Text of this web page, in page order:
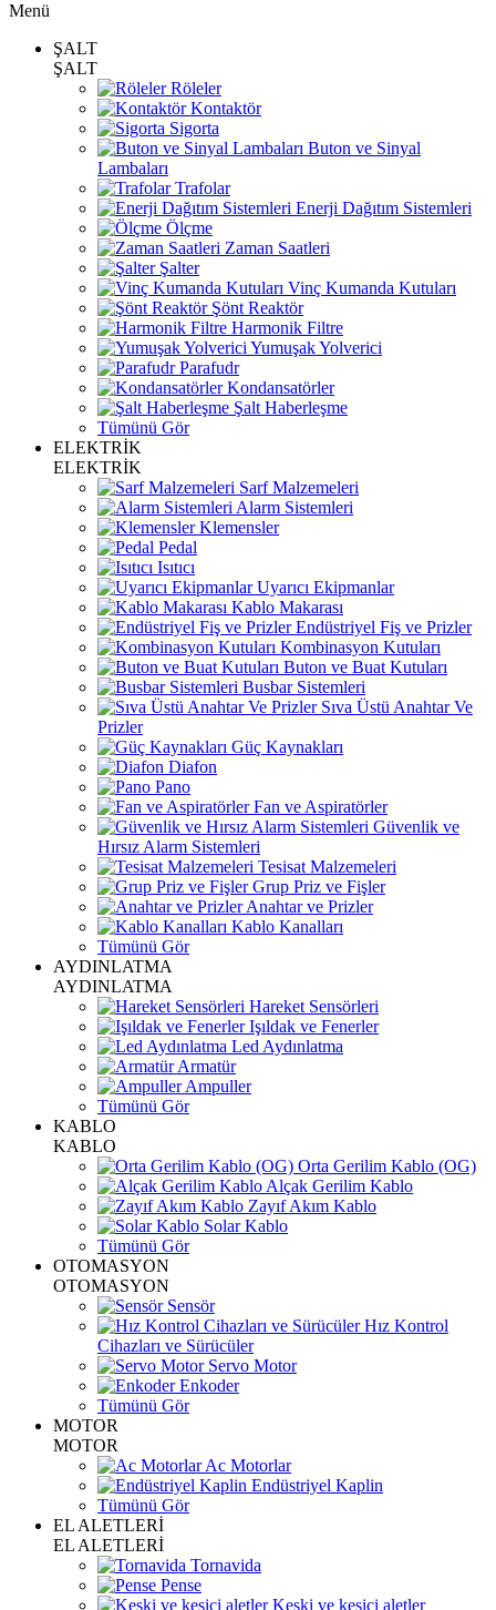
Menü
ŞALT
ŞALT
Röleler
Kontaktör
Sigorta
Buton ve Sinyal
Lambaları
Trafolar
Enerji Dağıtım Sistemleri
Ölçme
Zaman Saatleri
Şalter
Vinç Kumanda Kutuları
Şönt Reaktör
Harmonik Filtre
Yumuşak Yolverici
Parafudr
Kondansatörler
Şalt Haberleşme
Tümünü Gör
ELEKTRİK
ELEKTRİK
Sarf Malzemeleri
Alarm Sistemleri
Klemensler
Pedal
Isıtıcı
Uyarıcı Ekipmanlar
Kablo Makarası
Endüstriyel Fiş ve Prizler
Kombinasyon Kutuları
Buton ve Buat Kutuları
Busbar Sistemleri
Sıva Üstü Anahtar Ve
Prizler
Güç Kaynakları
Diafon
Pano
Fan ve Aspiratörler
Güvenlik ve
Hırsız Alarm Sistemleri
Tesisat Malzemeleri
Grup Priz ve Fişler
Anahtar ve Prizler
Kablo Kanalları
Tümünü Gör
AYDINLATMA
AYDINLATMA
Hareket Sensörleri
Işıldak ve Fenerler
Led Aydınlatma
Armatür
Ampuller
Tümünü Gör
KABLO
KABLO
Orta Gerilim Kablo (OG)
Alçak Gerilim Kablo
Zayıf Akım Kablo
Solar Kablo
Tümünü Gör
OTOMASYON
OTOMASYON
Sensör
Hız Kontrol
Cihazları ve Sürücüler
Servo Motor
Enkoder
Tümünü Gör
MOTOR
MOTOR
Ac Motorlar
Endüstriyel Kaplin
Tümünü Gör
EL ALETLERİ
EL ALETLERİ
Tornavida
Pense
Keski ve kesici aletler